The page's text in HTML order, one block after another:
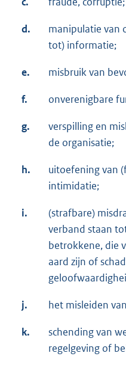
d.
manipulatie van
tot) informatie;
e. misbruik van
f. onverenigbare
g.
verspilling en
de organisatie;
h.
uitoefening van
intimidatie;
i.
(strafbare)
verband staan
betrokkene, die
aard zijn of
j. het misleiden
k.
schending van
regelgeving of